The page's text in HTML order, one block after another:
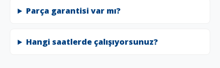
Parça garantisi var mı?
Hangi saatlerde çalışıyorsunuz?